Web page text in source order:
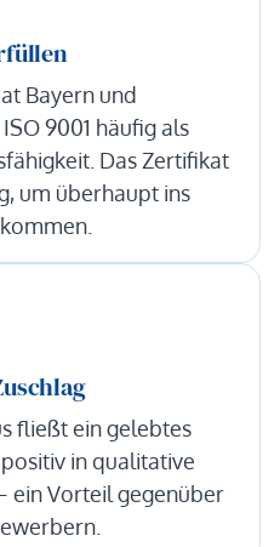
Bayern und
9001 häufig als
Das Zertifikat
um überhaupt ins
fließt ein gelebtes
in qualitative
ein Vorteil gegenüber